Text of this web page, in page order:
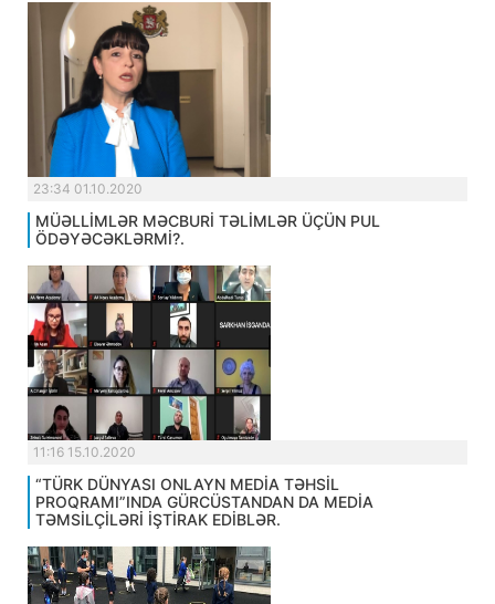
23:34 01.10.2020
MÜƏLLİMLƏR MƏCBURİ TƏLİMLƏR ÜÇÜN PUL
ÖDƏYƏCƏKLƏRMİ?.
11:16 15.10.2020
“TÜRK DÜNYASI ONLAYN MEDİA TƏHSİL
PROQRAMI”INDA GÜRCÜSTANDAN DA MEDİA
TƏMSİLÇİLƏRİ İŞTİRAK EDİBLƏR.